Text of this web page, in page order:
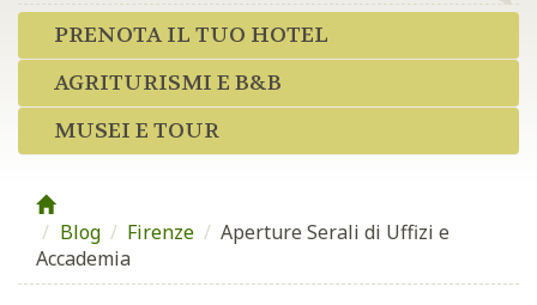
PRENOTA IL TUO HOTEL
AGRITURISMI E B&B
MUSEI E TOUR
Blog / Firenze / Aperture Serali di Uffizi e
Accademia